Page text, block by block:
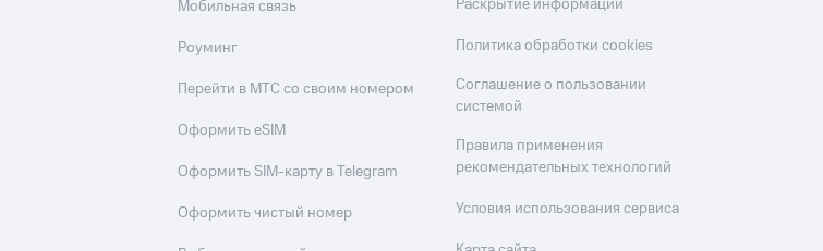
Мобильная связь
Роуминг
Перейти в МТС со своим номером
Оформить eSIM
Оформить SIM-карту в Telegram
Оформить чистый номер
Раскрытие информации
Политика обработки cookies
Соглашение о пользовании
системой
Правила применения
рекомендательных технологий
Условия использования сервиса